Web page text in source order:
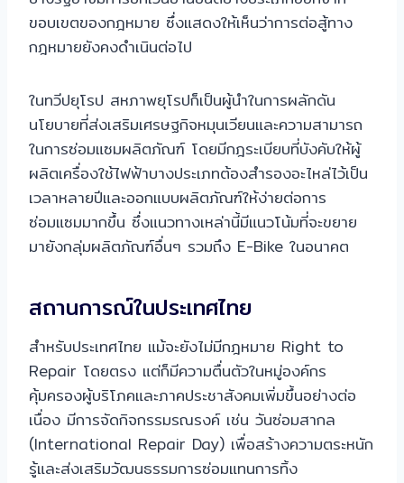
ขอบเขตของกฎหมาย ซึ่งแสดงให้เห็นว่าการต่อสู้ทาง
กฎหมายยังคงดำเนินต่อไป
ในทวีปยุโรป สหภาพยุโรปก็เป็นผู้นำในการผลักดัน
นโยบายที่ส่งเสริมเศรษฐกิจหมุนเวียนและความสามารถ
ในการซ่อมแซมผลิตภัณฑ์ โดยมีกฎระเบียบที่บังคับให้ผู้
ผลิตเครื่องใช้ไฟฟ้าบางประเภทต้องสำรองอะไหล่ไว้เป็น
เวลาหลายปีและออกแบบผลิตภัณฑ์ให้ง่ายต่อการ
ซ่อมแซมมากขึ้น ซึ่งแนวทางเหล่านี้มีแนวโน้มที่จะขยาย
มายังกลุ่มผลิตภัณฑ์อื่นๆ รวมถึง E-Bike ในอนาคต
สถานการณ์ในประเทศไทย
สำหรับประเทศไทย แม้จะยังไม่มีกฎหมาย Right to
Repair โดยตรง แต่ก็มีความตื่นตัวในหมู่องค์กร
คุ้มครองผู้บริโภคและภาคประชาสังคมเพิ่มขึ้นอย่างต่อ
เนื่อง มีการจัดกิจกรรมรณรงค์ เช่น วันซ่อมสากล
(International Repair Day) เพื่อสร้างความตระหนัก
รู้และส่งเสริมวัฒนธรรมการซ่อมแทนการทิ้ง